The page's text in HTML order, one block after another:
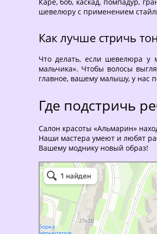
шевелюру с применением
Как лучше стричь
Что делать, если шевелюра у
мальчика». Чтобы волосы
главное, вашему малышу, у нас
Где подстричь
Салон красоты «Альмарин»
Наши мастера умеют и любят
Вашему моднику новый образ!